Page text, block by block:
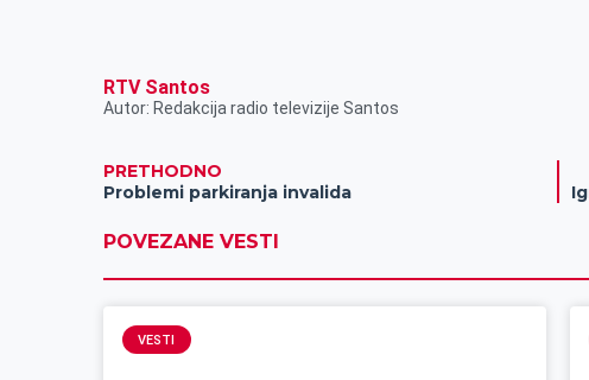
RTV Santos
Autor: Redakcija radio televizije Santos
PRETHODNO
Problemi parkiranja invalida
POVEZANE VESTI
VESTI